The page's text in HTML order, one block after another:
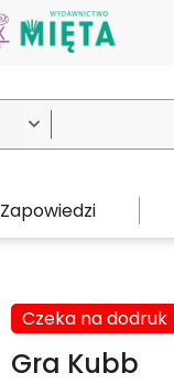

Zapowiedzi
Czeka na dodruk
Gra Kubb